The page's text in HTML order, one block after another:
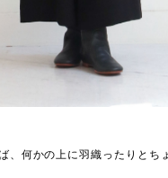
、何かの上に羽織ったりとち